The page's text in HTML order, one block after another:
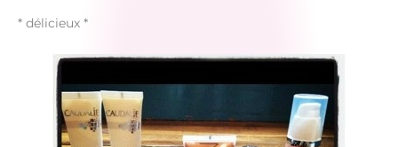
* délicieux *